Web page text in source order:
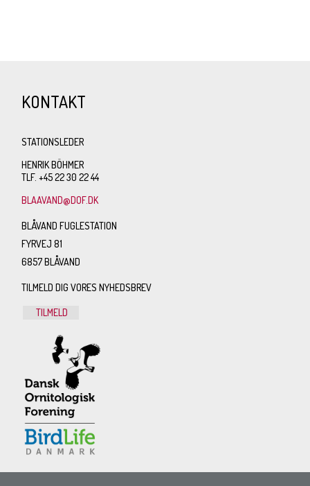
KONTAKT
STATIONSLEDER
HENRIK BÖHMER
TLF. +45 22 30 22 44
BLAAVAND@DOF.DK
BLÅVAND FUGLESTATION
FYRVEJ 81
6857 BLÅVAND
TILMELD DIG VORES NYHEDSBREV
TILMELD